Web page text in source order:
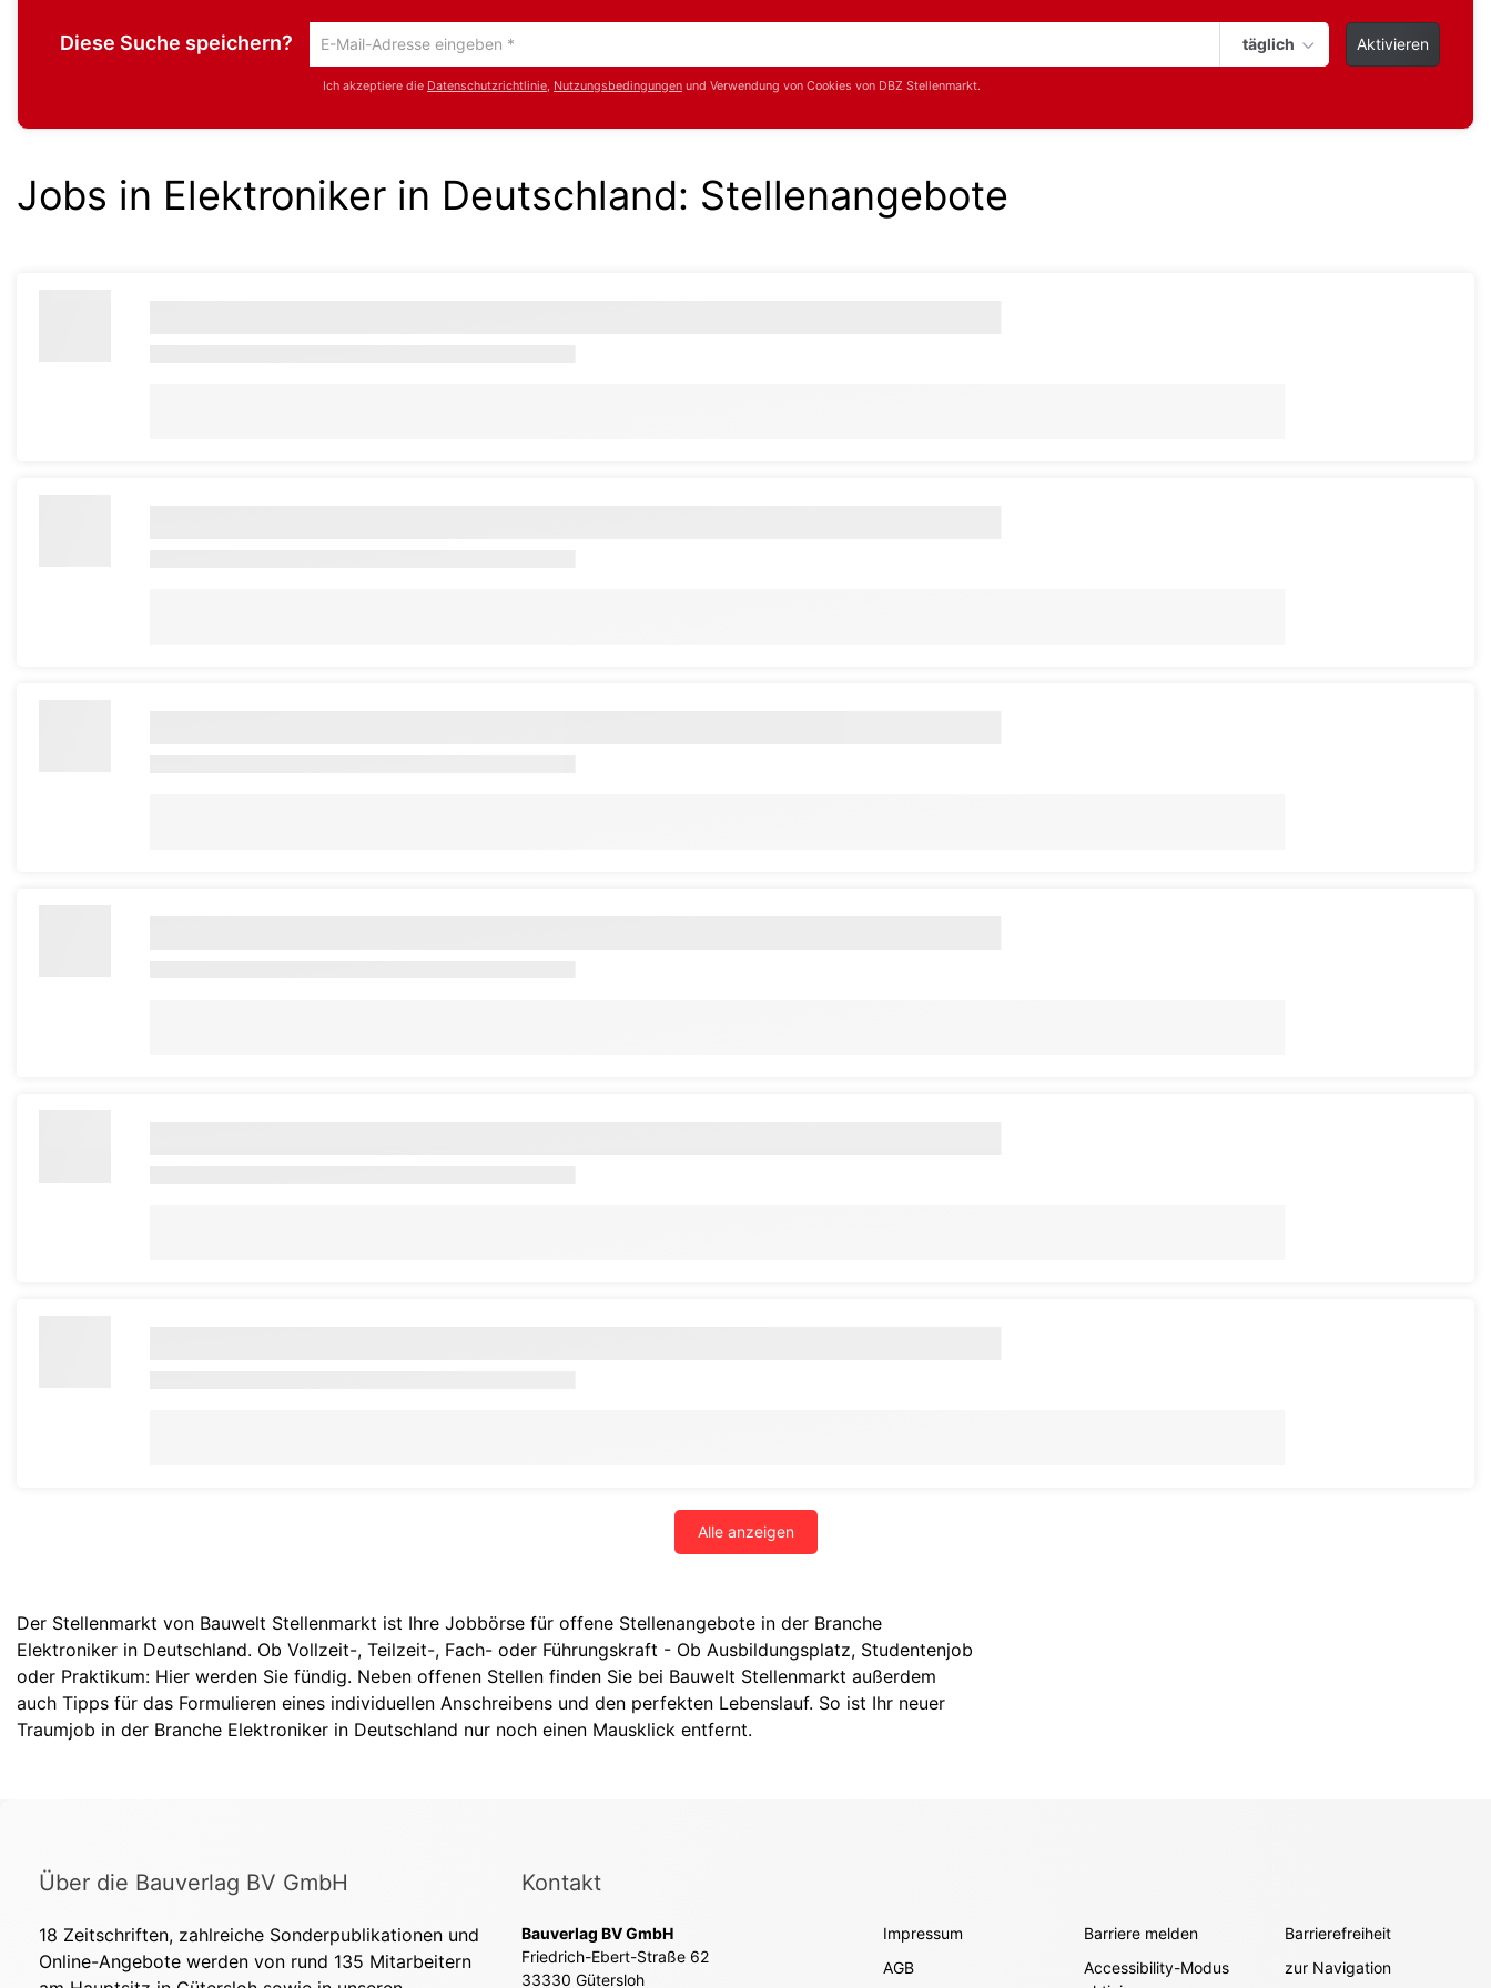
Diese Suche speichern?
Um
die
aktuelle
gib
deine
täglich Aktivieren
Ich akzeptiere die Datenschutzrichtlinie, Nutzungsbedingungen und Verwendung von Cookies von DBZ Stellenmarkt.
Jobs in Elektroniker in Deutschland: Stellenangebote
Alle anzeigen
Der Stellenmarkt von Bauwelt Stellenmarkt ist Ihre Jobbörse für offene Stellenangebote in der Branche
Elektroniker in Deutschland. Ob Vollzeit-, Teilzeit-, Fach- oder Führungskraft - Ob Ausbildungsplatz, Studentenjob
oder Praktikum: Hier werden Sie fündig. Neben offenen Stellen finden Sie bei Bauwelt Stellenmarkt außerdem
auch Tipps für das Formulieren eines individuellen Anschreibens und den perfekten Lebenslauf. So ist Ihr neuer
Traumjob in der Branche Elektroniker in Deutschland nur noch einen Mausklick entfernt.
Über die Bauverlag BV GmbH
18 Zeitschriften, zahlreiche Sonderpublikationen und
Online-Angebote werden von rund 135 Mitarbeitern
Kontakt
Bauverlag BV GmbH
Friedrich-Ebert-Straße 62
33330 Gütersloh
Impressum
AGB
Barriere melden
Accessibility-Modus
Barrierefreiheit
zur Navigation